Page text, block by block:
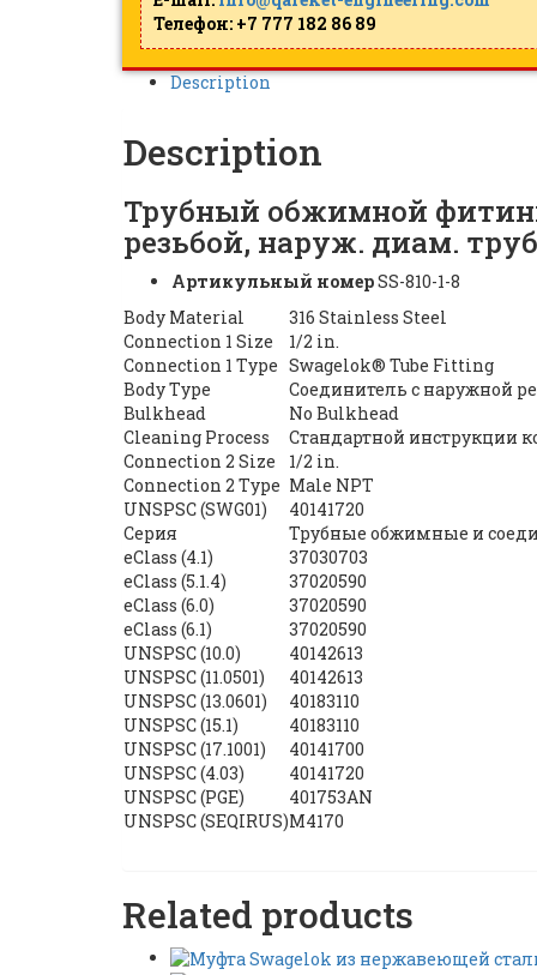
Телефон: +7 777 182 86 89
Description
Description
Трубный обжимной
резьбой, наруж. диам.
Артикульный номерSS-810-1-8
Body Material
316 Stainless Steel
Connection 1 Size
1/2 in.
Connection 1 Type Swagelok® Tube Fitting
Body Type
Соединитель с наружной
Bulkhead
No Bulkhead
Cleaning Process
Стандартной инструкции
Connection 2 Size
1/2 in.
Connection 2 Type Male NPT
UNSPSC (SWG01)
40141720
Серия
Трубные обжимные и
eClass (4.1)
37030703
eClass (5.1.4)
37020590
eClass (6.0)
37020590
eClass (6.1)
37020590
UNSPSC (10.0)
40142613
UNSPSC (11.0501)
40142613
UNSPSC (13.0601)
40183110
UNSPSC (15.1)
40183110
UNSPSC (17.1001)
40141700
UNSPSC (4.03)
40141720
UNSPSC (PGE)
401753AN
UNSPSC (SEQIRUS)M4170
Related products